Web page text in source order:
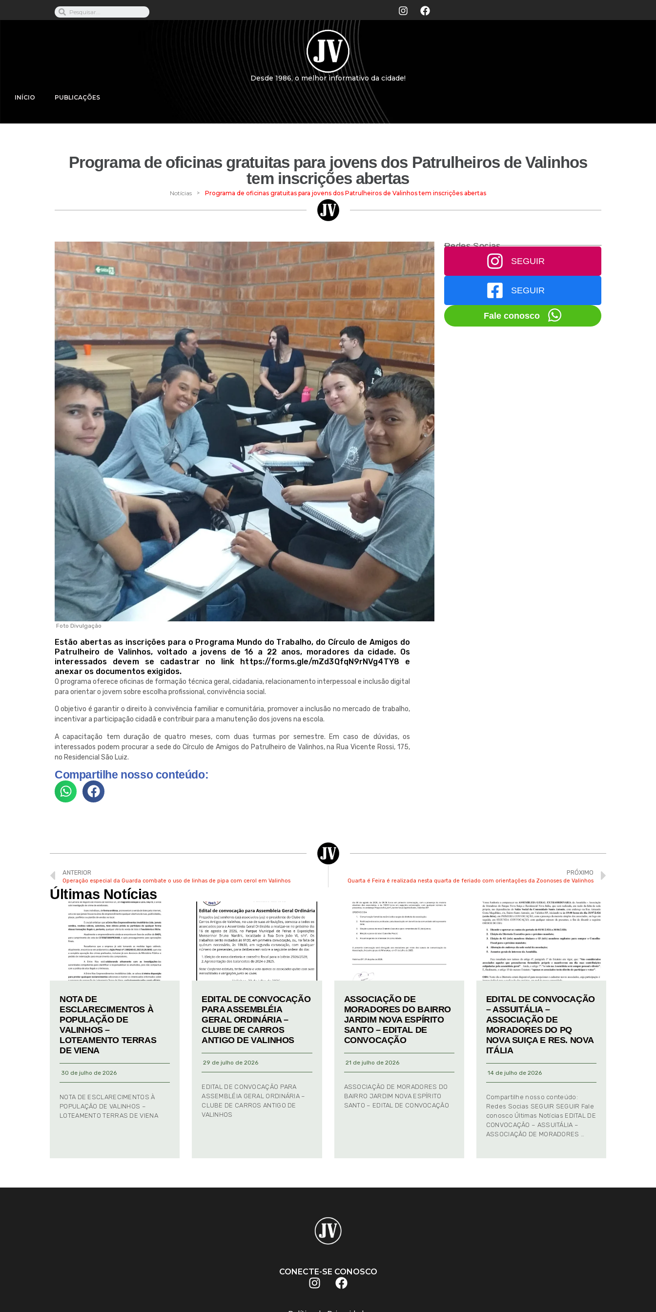
Desde 1986, o melhor informativo da cidade!
INÍCIO PUBLICAÇÕES
Programa de oficinas gratuitas para jovens dos Patrulheiros de Valinhos
tem inscrições abertas
Notícias > Programa de oficinas gratuitas para jovens dos Patrulheiros de Valinhos tem inscrições abertas
Foto Divulgação
Estão abertas as inscrições para o Programa Mundo do Trabalho, do Círculo de Amigos do
Patrulheiro de Valinhos, voltado a jovens de 16 a 22 anos, moradores da cidade. Os
interessados devem se cadastrar no link https://forms.gle/mZd3QfqN9rNVg4TY8 e
anexar os documentos exigidos.
O programa oferece oficinas de formação técnica geral, cidadania, relacionamento interpessoal e inclusão digital
para orientar o jovem sobre escolha profissional, convivência social.
O objetivo é garantir o direito à convivência familiar e comunitária, promover a inclusão no mercado de trabalho,
incentivar a participação cidadã e contribuir para a manutenção dos jovens na escola.
A capacitação tem duração de quatro meses, com duas turmas por semestre. Em caso de dúvidas, os
interessados podem procurar a sede do Círculo de Amigos do Patrulheiro de Valinhos, na Rua Vicente Rossi, 175,
no Residencial São Luiz.
Compartilhe nosso conteúdo:
Redes Socias
SEGUIR
SEGUIR
Fale conosco
ANTERIOR
Operação especial da Guarda combate o uso de linhas de pipa com cerol em Valinhos
PRÓXIMO
Quarta é Feira é realizada nesta quarta de feriado com orientações da Zoonoses de Valinhos
Últimas Notícias
NOTA DE
ESCLARECIMENTOS À
POPULAÇÃO DE
VALINHOS –
LOTEAMENTO TERRAS
DE VIENA
30 de julho de 2026
NOTA DE ESCLARECIMENTOS À
POPULAÇÃO DE VALINHOS –
LOTEAMENTO TERRAS DE VIENA
EDITAL DE CONVOCAÇÃO
PARA ASSEMBLÉIA
GERAL ORDINÁRIA –
CLUBE DE CARROS
ANTIGO DE VALINHOS
29 de julho de 2026
EDITAL DE CONVOCAÇÃO PARA
ASSEMBLÉIA GERAL ORDINÁRIA –
CLUBE DE CARROS ANTIGO DE
VALINHOS
ASSOCIAÇÃO DE
MORADORES DO BAIRRO
JARDIM NOVA ESPÍRITO
SANTO – EDITAL DE
CONVOCAÇÃO
21 de julho de 2026
ASSOCIAÇÃO DE MORADORES DO
BAIRRO JARDIM NOVA ESPÍRITO
SANTO – EDITAL DE CONVOCAÇÃO
EDITAL DE CONVOCAÇÃO
– ASSUITÁLIA –
ASSOCIAÇÃO DE
MORADORES DO PQ
NOVA SUIÇA E RES. NOVA
ITÁLIA
14 de julho de 2026
Compartilhe nosso conteúdo:
Redes Socias SEGUIR SEGUIR Fale
conosco Últimas Notícias EDITAL DE
CONVOCAÇÃO – ASSUITÁLIA –
ASSOCIAÇÃO DE MORADORES …
CONECTE-SE CONOSCO